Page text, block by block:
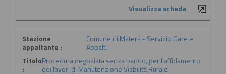
Visualizza scheda
Stazione
appaltante :
Comune di Matera - Servizio Gare e
Appalti
Titolo
:
Procedura negoziata senza bando, per l'affidamento
dei lavori di Manutenzione Viabilità Rurale